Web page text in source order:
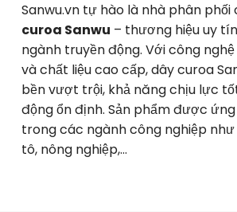
Sanwu.vn tự hào là nhà phân
curoa Sanwu – thương hiệu uy
ngành truyền động. Với công
và chất liệu cao cấp, dây curoa
bền vượt trội, khả năng chịu lực
động ổn định. Sản phẩm được
trong các ngành công nghiệp như
tô, nông nghiệp,…